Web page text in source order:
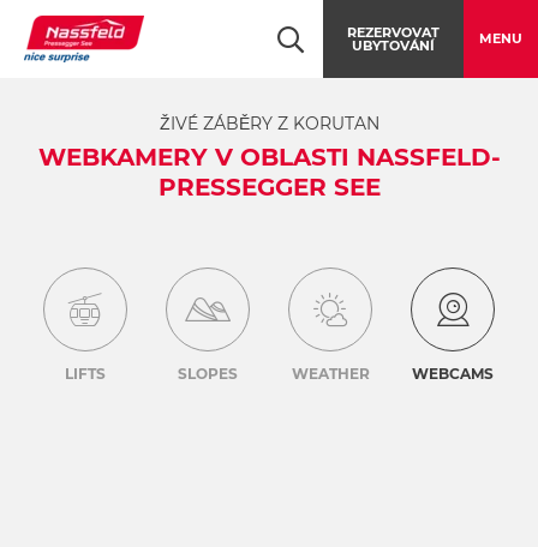
Přeskočit navigaci
K hlavnímu obsahu
Přeskočit navigaci REZERVOVAT
UBYTOVÁNÍ MENU
Table Of Content
Webkamery v oblasti Nassfeld-Pressegger See
Webkamery v oblasti Nassfeld-Pressegger See
online FOTOGRAFIE
Mapa webových kamer
DOVOLENÁ NA SLuNEČNé STRANĚ ALP
ŽIVÉ ZÁBĚRY Z KORUTAN
WEBKAMERY V OBLASTI NASSFELD-
PRESSEGGER SEE
LIFTS SLOPES WEATHER WEBCAMS